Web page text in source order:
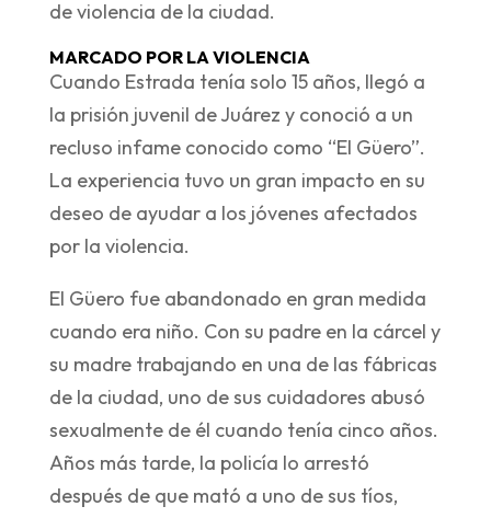
de violencia de la ciudad.
MARCADO POR LA VIOLENCIA
Cuando Estrada tenía solo 15 años, llegó a
la prisión juvenil de Juárez y conoció a un
recluso infame conocido como “El Güero”.
La experiencia tuvo un gran impacto en su
deseo de ayudar a los jóvenes afectados
por la violencia.
El Güero fue abandonado en gran medida
cuando era niño. Con su padre en la cárcel y
su madre trabajando en una de las fábricas
de la ciudad, uno de sus cuidadores abusó
sexualmente de él cuando tenía cinco años.
Años más tarde, la policía lo arrestó
después de que mató a uno de sus tíos,